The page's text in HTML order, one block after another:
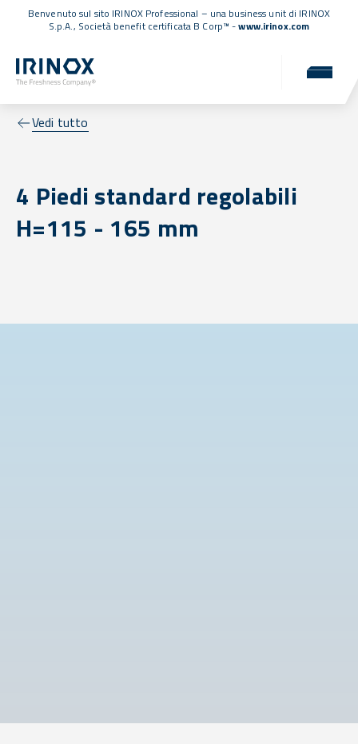
Benvenuto sul sito IRINOX Professional – una business unit di IRINOX
S.p.A., Società benefit certificata B Corp™ -www.irinox.com
Vedi tutto
4 Piedi standard regolabili
H=115 - 165 mm